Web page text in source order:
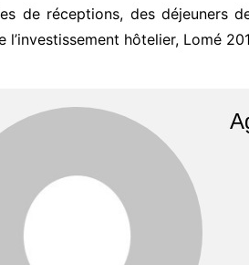
de réceptions, des déjeuners
l’investissement hôtelier, Lomé